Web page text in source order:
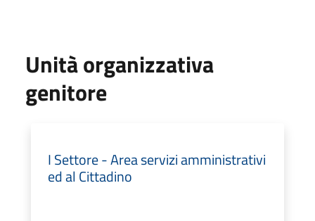
Unità organizzativa
genitore
I Settore - Area servizi amministrativi
ed al Cittadino